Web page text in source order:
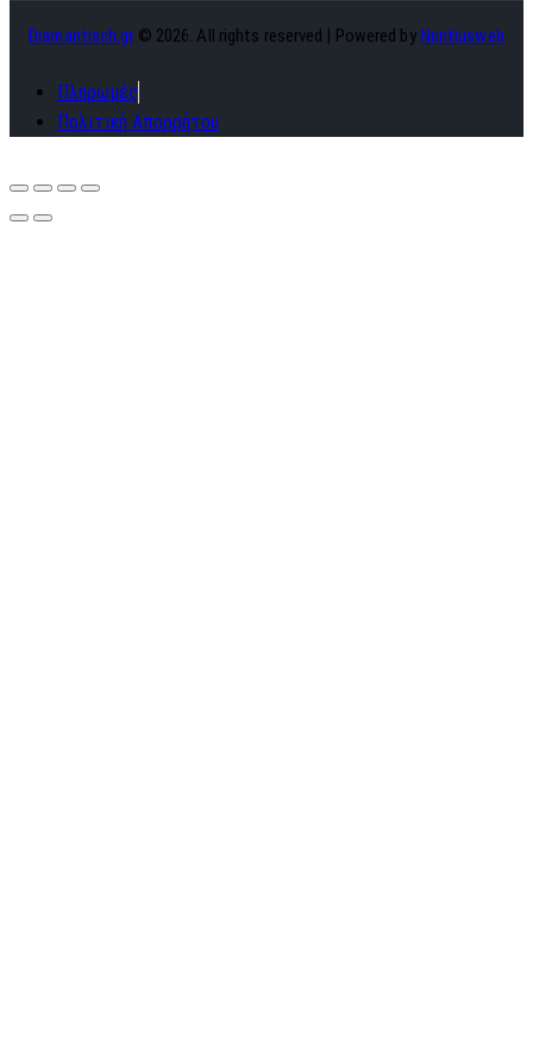
Diamantisch.gr © 2026. All rights reserved | Powered by Nuntiusweb
Πληρωμές
Πολιτική Απορρήτου